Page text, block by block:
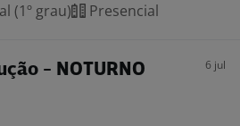
(1º grau)
Presencial
- NOTURNO 6 jul